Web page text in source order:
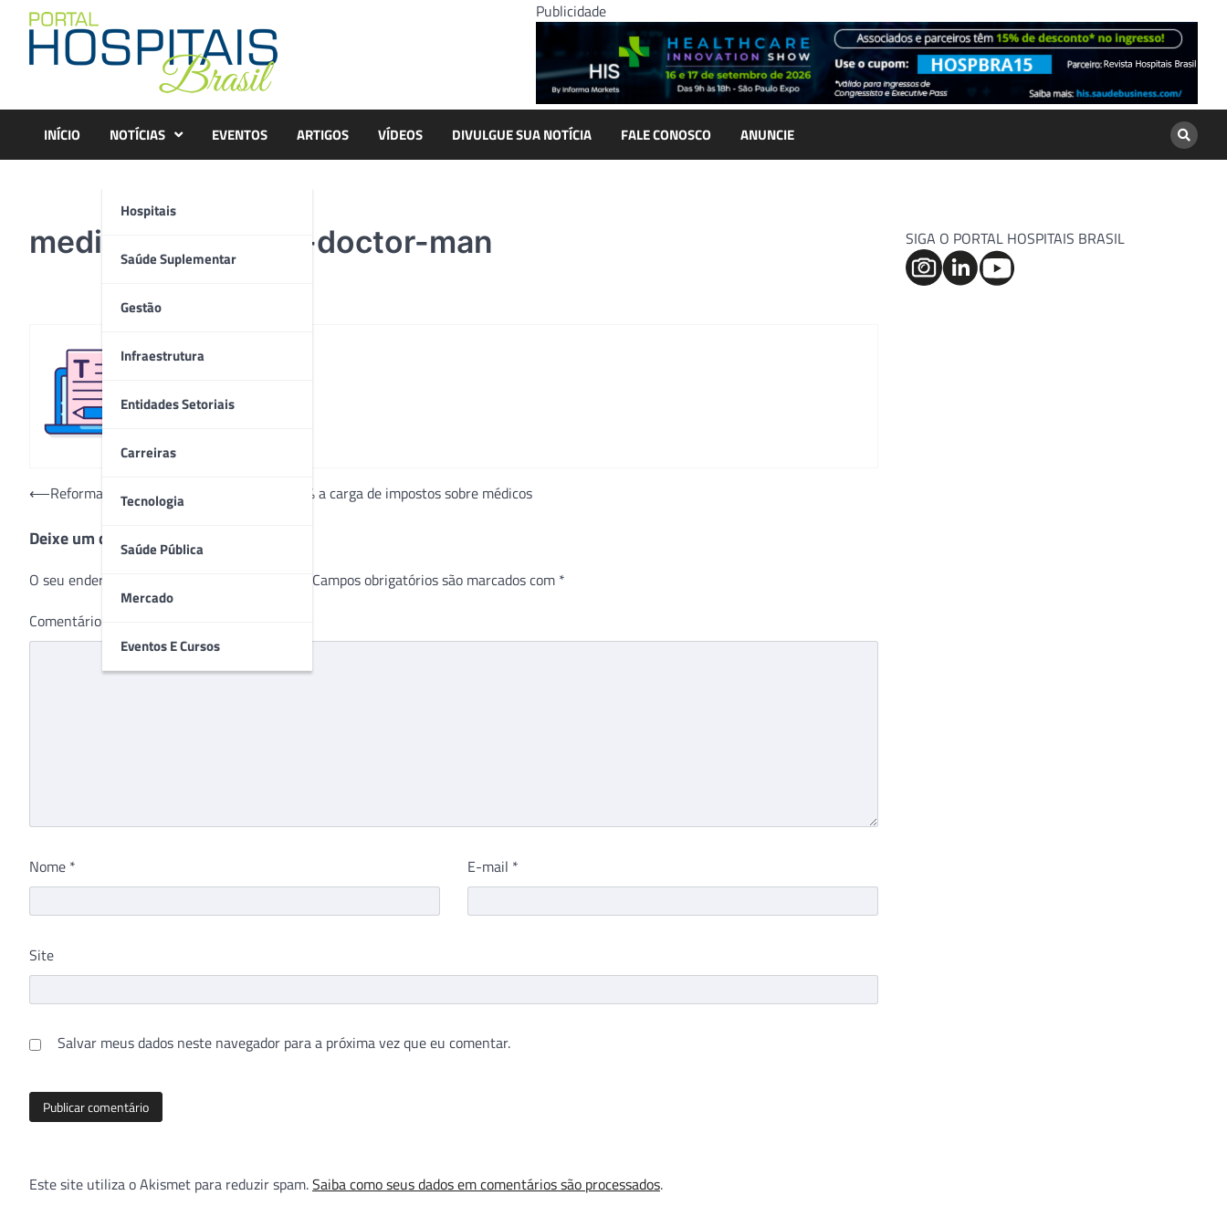
content
Publicidade
INÍCIO NOTÍCIAS
Hospitais
Saúde Suplementar
Gestão
Infraestrutura
Entidades Setoriais
Carreiras
Tecnologia
Saúde Pública
Mercado
Eventos E Cursos
EVENTOS ARTIGOS VÍDEOS DIVULGUE SUA NOTÍCIA FALE CONOSCO ANUNCIE
medical-physician-doctor-man
Navegação
Post
⟵Reforma tributária pode aumentar em 75% a carga de impostos sobre médicos
Deixe um comentário
O seu endereço de e-mail não será publicado. Campos obrigatórios são marcados com *
Comentário
Nome * E-mail *
Site
Salvar meus dados neste navegador para a próxima vez que eu comentar.
Este site utiliza o Akismet para reduzir spam.Saiba como seus dados em comentários são processados.
SIGA O PORTAL HOSPITAIS BRASIL